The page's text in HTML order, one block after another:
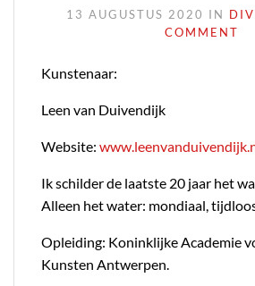
13 AUGUSTUS 2020 IN
COMMENT
Kunstenaar:
Leen van Duivendijk
Website:
Ik schilder de laatste 20 jaar het
Alleen het water: mondiaal,
Opleiding: Koninklijke Academie
Kunsten Antwerpen.